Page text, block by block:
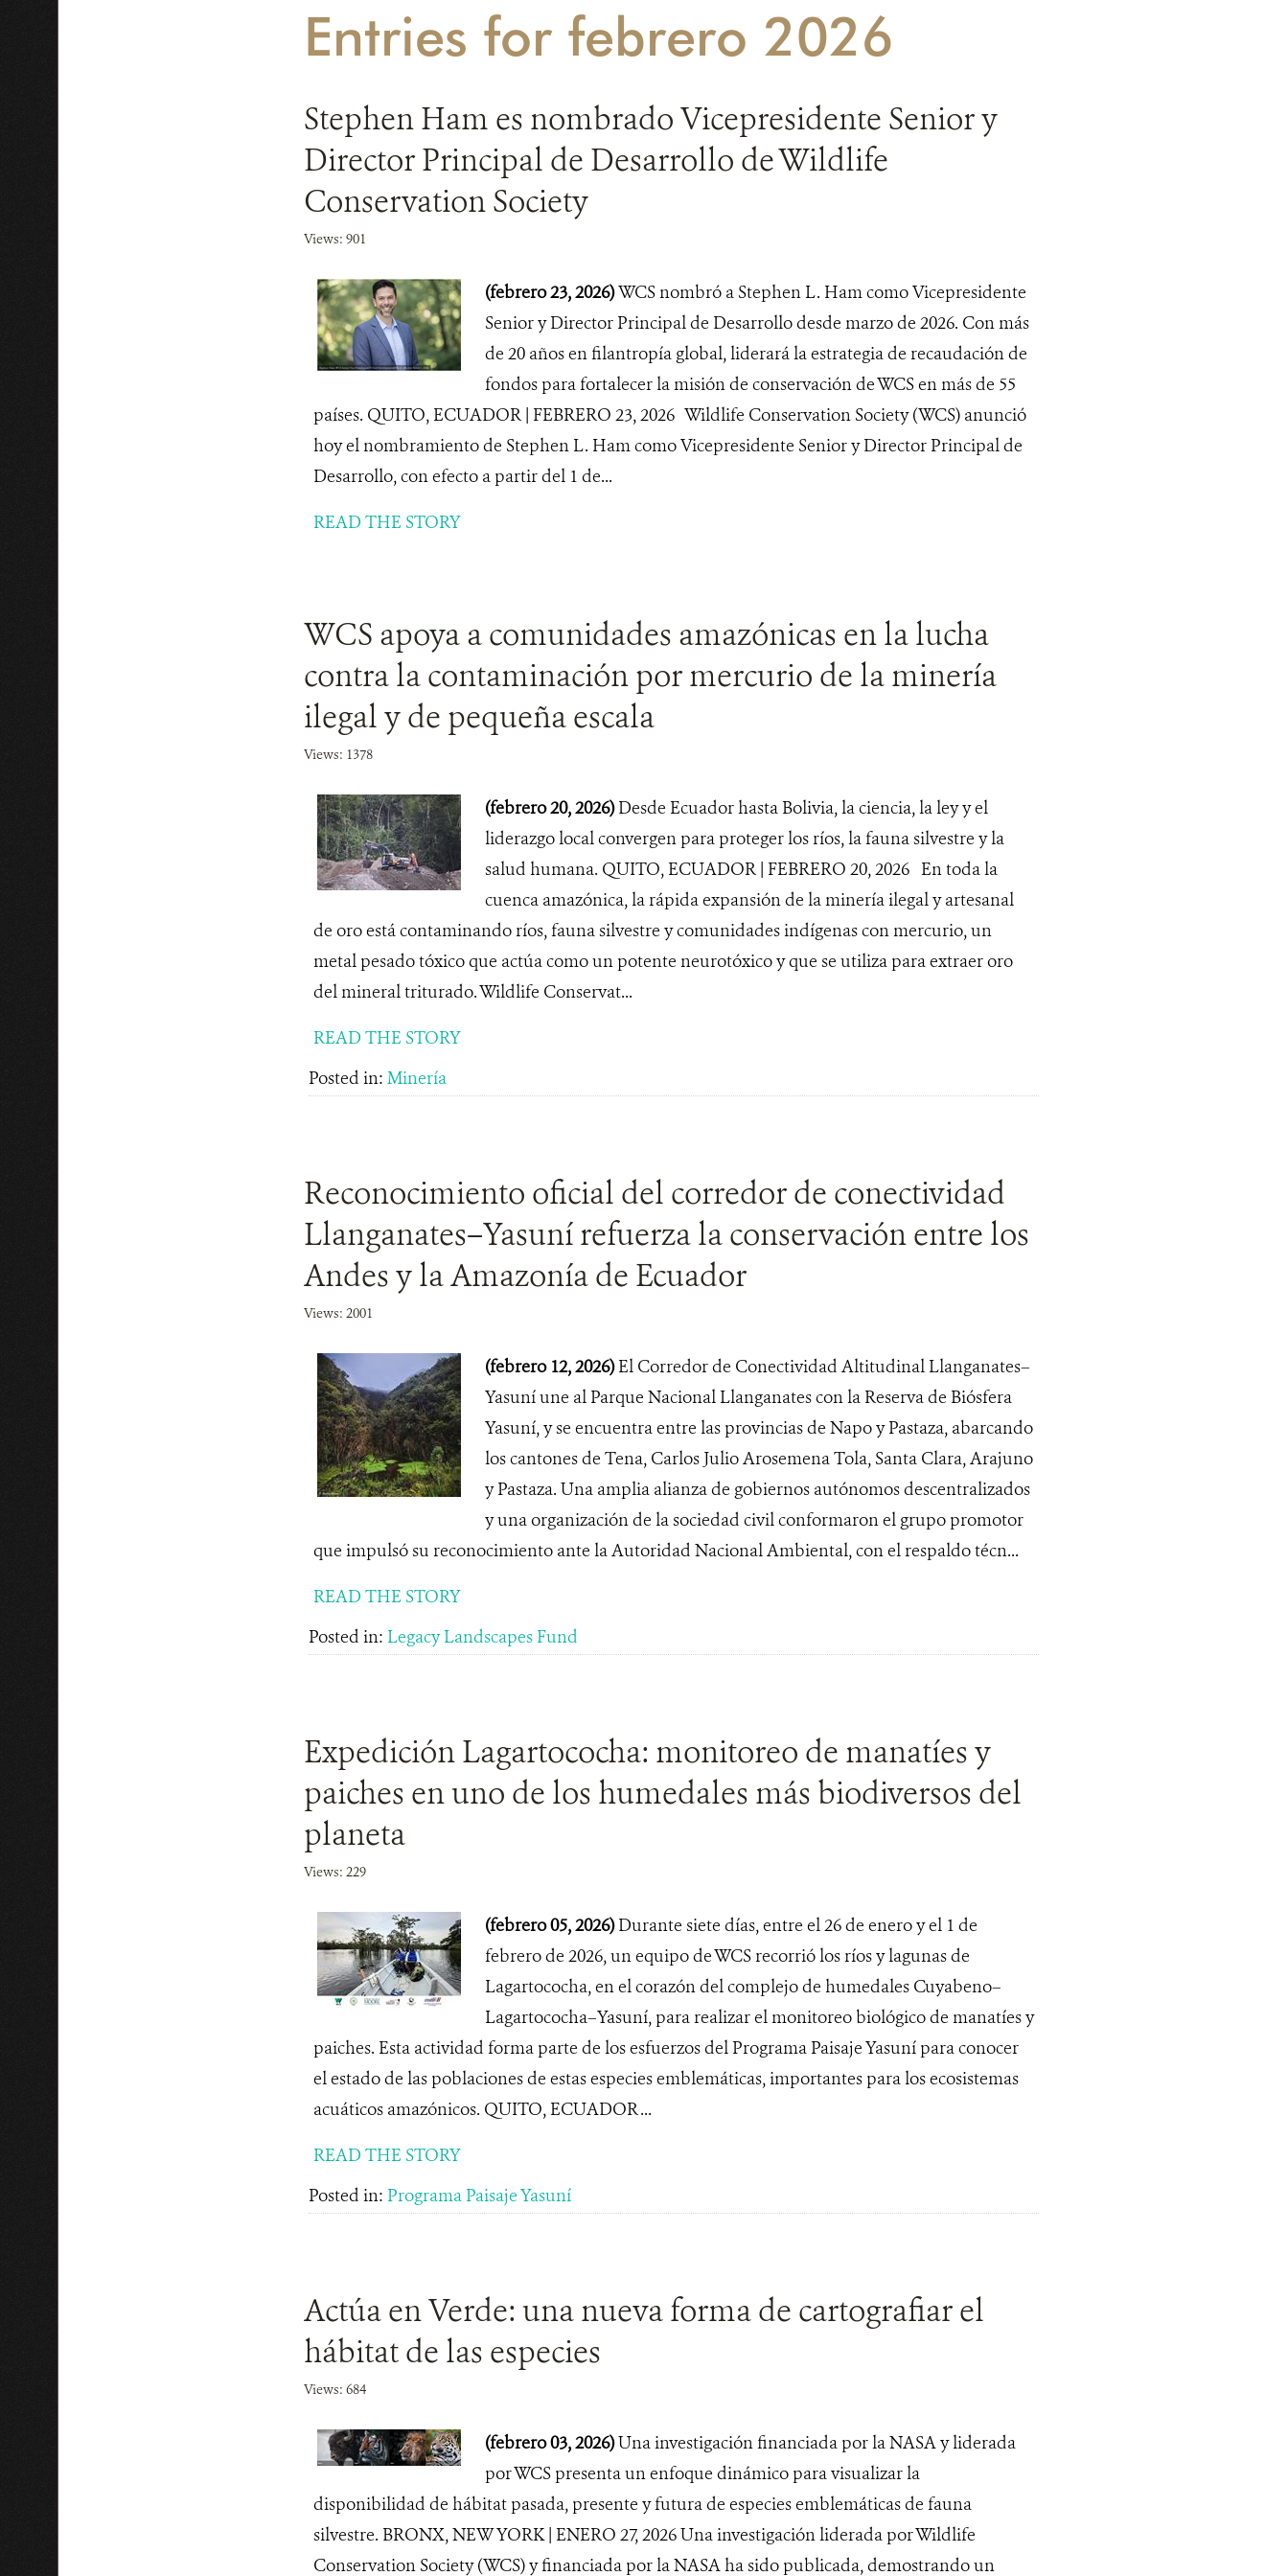
Entries for febrero 2026
Stephen Ham es nombrado Vicepresidente Senior y
Director Principal de Desarrollo de Wildlife
Conservation Society
Views: 901
(febrero 23, 2026)WCS nombró a Stephen L. Ham como Vicepresidente
Senior y Director Principal de Desarrollo desde marzo de 2026. Con más
de 20 años en filantropía global, liderará la estrategia de recaudación de
fondos para fortalecer la misión de conservación de WCS en más de 55
países. QUITO, ECUADOR | FEBRERO 23, 2026 Wildlife Conservation Society (WCS) anunció
hoy el nombramiento de Stephen L. Ham como Vicepresidente Senior y Director Principal de
Desarrollo, con efecto a partir del 1 de...
READ THE STORY
WCS apoya a comunidades amazónicas en la lucha
contra la contaminación por mercurio de la minería
ilegal y de pequeña escala
Views: 1378
(febrero 20, 2026)Desde Ecuador hasta Bolivia, la ciencia, la ley y el
liderazgo local convergen para proteger los ríos, la fauna silvestre y la
salud humana. QUITO, ECUADOR | FEBRERO 20, 2026 En toda la
cuenca amazónica, la rápida expansión de la minería ilegal y artesanal
de oro está contaminando ríos, fauna silvestre y comunidades indígenas con mercurio, un
metal pesado tóxico que actúa como un potente neurotóxico y que se utiliza para extraer oro
del mineral triturado. Wildlife Conservat...
READ THE STORY
Posted in: Minería
Reconocimiento oficial del corredor de conectividad
Llanganates–Yasuní refuerza la conservación entre los
Andes y la Amazonía de Ecuador
Views: 2001
(febrero 12, 2026)El Corredor de Conectividad Altitudinal Llanganates–
Yasuní une al Parque Nacional Llanganates con la Reserva de Biósfera
Yasuní, y se encuentra entre las provincias de Napo y Pastaza, abarcando
los cantones de Tena, Carlos Julio Arosemena Tola, Santa Clara, Arajuno
y Pastaza. Una amplia alianza de gobiernos autónomos descentralizados
y una organización de la sociedad civil conformaron el grupo promotor
que impulsó su reconocimiento ante la Autoridad Nacional Ambiental, con el respaldo técn...
READ THE STORY
Posted in: Legacy Landscapes Fund
Expedición Lagartococha: monitoreo de manatíes y
paiches en uno de los humedales más biodiversos del
planeta
Views: 229
(febrero 05, 2026)Durante siete días, entre el 26 de enero y el 1 de
febrero de 2026, un equipo de WCS recorrió los ríos y lagunas de
Lagartococha, en el corazón del complejo de humedales Cuyabeno–
Lagartococha–Yasuní, para realizar el monitoreo biológico de manatíes y
paiches. Esta actividad forma parte de los esfuerzos del Programa Paisaje Yasuní para conocer
el estado de las poblaciones de estas especies emblemáticas, importantes para los ecosistemas
acuáticos amazónicos. QUITO, ECUADOR ...
READ THE STORY
Posted in: Programa Paisaje Yasuní
Actúa en Verde: una nueva forma de cartografiar el
hábitat de las especies
Views: 684
(febrero 03, 2026)Una investigación financiada por la NASA y liderada
por WCS presenta un enfoque dinámico para visualizar la
disponibilidad de hábitat pasada, presente y futura de especies emblemáticas de fauna
silvestre. BRONX, NEW YORK | ENERO 27, 2026 Una investigación liderada por Wildlife
Conservation Society (WCS) y financiada por la NASA ha sido publicada, demostrando un